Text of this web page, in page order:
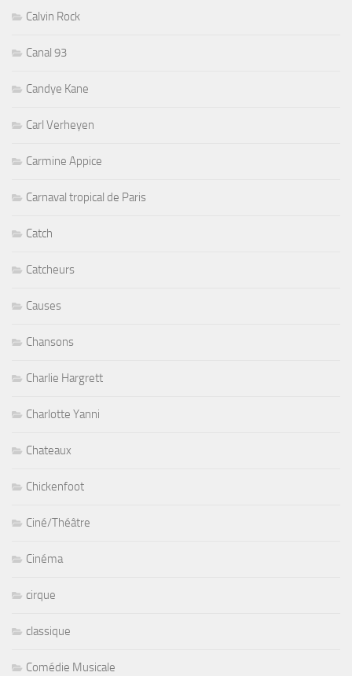
Calvin Rock
Canal 93
Candye Kane
Carl Verheyen
Carmine Appice
Carnaval tropical de Paris
Catch
Catcheurs
Causes
Chansons
Charlie Hargrett
Charlotte Yanni
Chateaux
Chickenfoot
Ciné/Théâtre
Cinéma
cirque
classique
Comédie Musicale